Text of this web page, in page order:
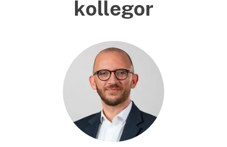
kollegor